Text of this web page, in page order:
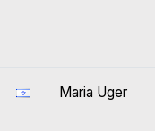
Maria Uger